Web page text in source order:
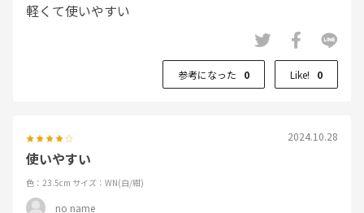
軽くて使いやすい
参考になった 0 Like! 0
2024.10.28
使いやすい
色：23.5cm サイズ：WN(白/紺)
no name